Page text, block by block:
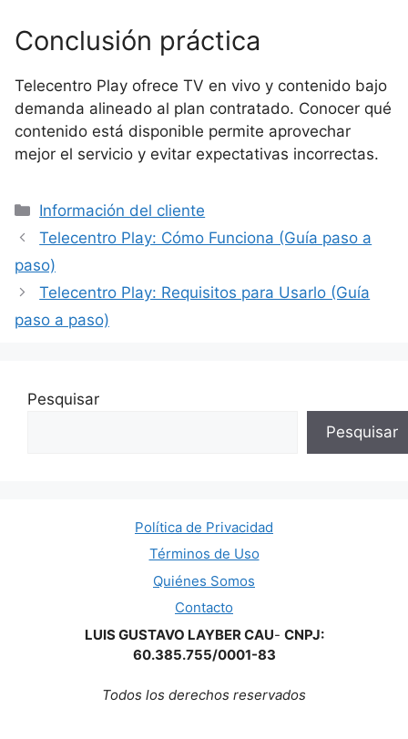
Conclusión práctica
Telecentro Play ofrece TV en vivo y contenido bajo
demanda alineado al plan contratado. Conocer qué
contenido está disponible permite aprovechar
mejor el servicio y evitar expectativas incorrectas.
Categorías
Información del cliente
Telecentro Play: Cómo Funciona (Guía paso a
paso)
Telecentro Play: Requisitos para Usarlo (Guía
paso a paso)
Pesquisar
Pesquisar
Política de Privacidad
Términos de Uso
Quiénes Somos
Contacto
LUIS GUSTAVO LAYBER CAU- CNPJ:
60.385.755/0001-83
Todos los derechos reservados